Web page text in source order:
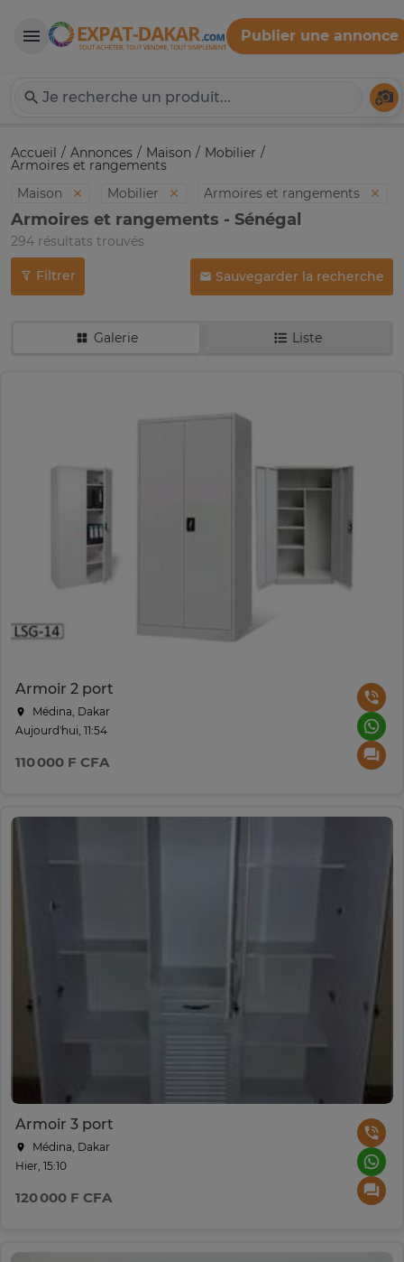
Expat-Dakar
Publier une annonce
Accueil Annonces Maison Mobilier
Armoires et rangements
Maison
Mobilier Armoires et rangements
Armoires et rangements - Sénégal
294 résultats trouvés
Filtrer Sauvegarder la recherche
Galerie Liste
Armoir 2 port
Médina, Dakar
Aujourd'hui, 11:54
110 000 F CFA
Armoir 3 port
Médina, Dakar
Hier, 15:10
120 000 F CFA